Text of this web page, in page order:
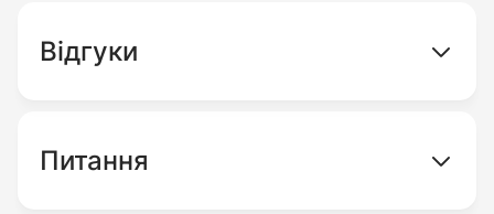
Відгуки
Питання